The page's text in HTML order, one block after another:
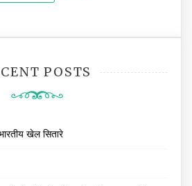
POSTS
खेल सितारे